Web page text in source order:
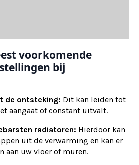
voorkomende
bij
de ontsteking: Dit kan leiden tot
aangaat of constant uitvalt.
radiatoren: Hierdoor kan
uit de verwarming en kan er
aan uw vloer of muren.